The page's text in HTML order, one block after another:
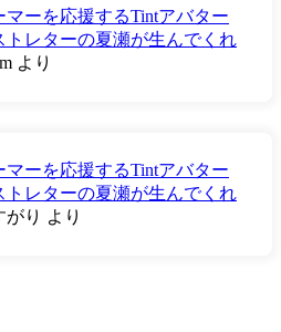
マーを応援するTintアバター
トレターの夏瀬が生んでくれ
より
マーを応援するTintアバター
トレターの夏瀬が生んでくれ
がり より